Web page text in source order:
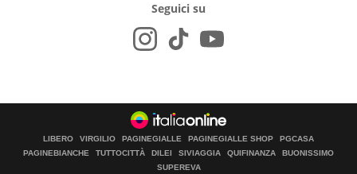
Seguici su
LIBERO VIRGILIO PAGINEGIALLE PAGINEGIALLE SHOP
PGCASA
PAGINEBIANCHE
TUTTOCITTÀ DILEI SIVIAGGIA QUIFINANZA
BUONISSIMO
SUPEREVA